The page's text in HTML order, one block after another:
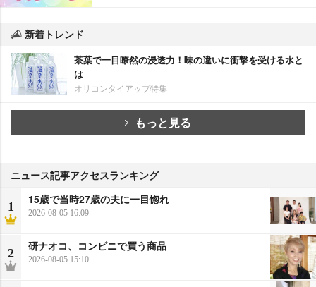
新着トレンド
茶葉で一目瞭然の浸透力！味の違いに衝撃を受ける水と
は
オリコンタイアップ特集
もっと見る
ニュース記事アクセスランキング
1
15歳で当時27歳の夫に一目惚れ
2026-08-05 16:09
2
研ナオコ、コンビニで買う商品
2026-08-05 15:10